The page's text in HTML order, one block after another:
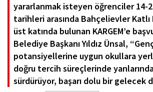
yararlanmak isteyen öğrenciler 14-
tarihleri arasında Bahçelievler Katlı
üst katında bulunan KARGEM’e
Belediye Başkanı Yıldız Ünsal,
potansiyellerine uygun okullara
doğru tercih süreçlerinde
sürdürüyor, başarı dolu bir gelecek